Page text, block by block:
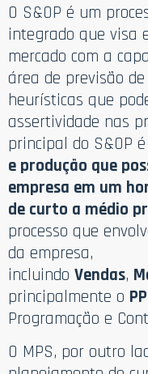
O S&OP é um
integrado que visa
mercado com a
área de previsão
heurísticas que
assertividade nas
principal do S&OP é
e produção que
empresa em um
de curto a médio
processo que
da empresa,
incluindo Vendas,
principalmente o
Programação e
O MPS, por outro